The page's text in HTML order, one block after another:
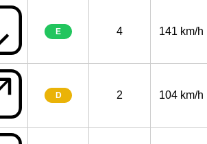
E 4 141 km/h
D 2 104 km/h